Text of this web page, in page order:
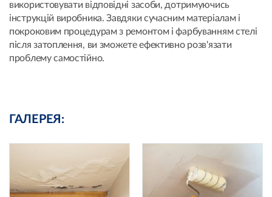
використовувати відповідні засоби, дотримуючись
інструкцій виробника. Завдяки сучасним матеріалам і
покроковим процедурам з ремонтом і фарбуванням стелі
після затоплення, ви зможете ефективно розв'язати
проблему самостійно.
ГАЛЕРЕЯ: